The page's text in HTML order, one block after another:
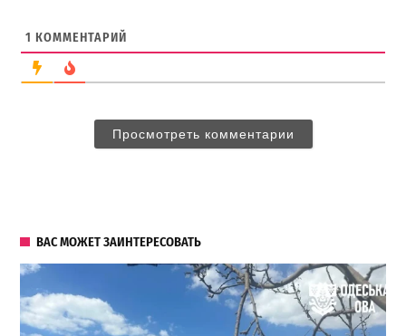
1 КОММЕНТАРИЙ
Просмотреть комментарии
ВАС МОЖЕТ ЗАИНТЕРЕСОВАТЬ